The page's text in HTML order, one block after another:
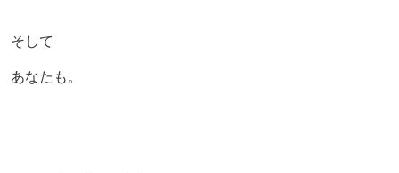
そして
あなたも。